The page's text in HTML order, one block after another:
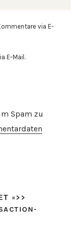
via E-
E-Mail.
Spam zu
=>>